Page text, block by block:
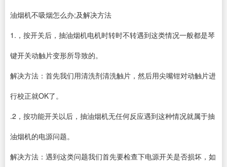
油烟机不吸烟怎么办;及解决方法
1.，按开关后，抽油烟机电机时转时不转遇到这类情况一般都是琴
键开关动触片变形所导致的。
解决方法：首先我们用清洗剂清洗触片，然后用尖嘴钳对动触片进
行校正就OK了。
.2，按功能开关以后，抽油烟机无任何反应遇到这种情况就属于抽
油烟机的电源问题。
解决方法：遇到这类问题我们首先要检查下电源开关是否损坏，如